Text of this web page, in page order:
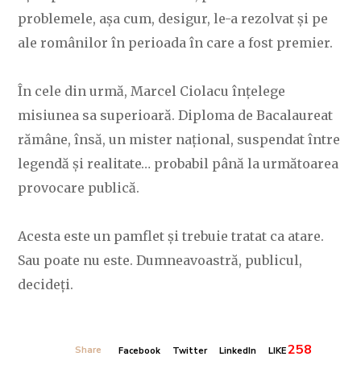
problemele, așa cum, desigur, le-a rezolvat și pe
ale românilor în perioada în care a fost premier.
În cele din urmă, Marcel Ciolacu înțelege
misiunea sa superioară. Diploma de Bacalaureat
rămâne, însă, un mister național, suspendat între
legendă și realitate… probabil până la următoarea
provocare publică.
Acesta este un pamflet și trebuie tratat ca atare.
Sau poate nu este. Dumneavoastră, publicul,
decideți.
Share Facebook Twitter LinkedIn LIKE258